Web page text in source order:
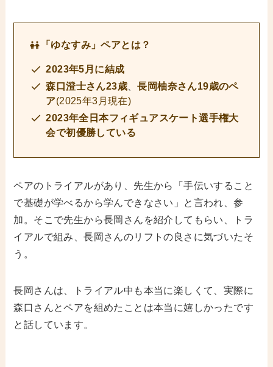
「ゆなすみ」ペアとは？
2023年5月に結成
森口澄士さん23歳 、長岡柚奈さん19歳のペ
ア(2025年3月現在)
2023年全日本フィギュアスケート選手権大
会で初優勝している
ペアのトライアルがあり、先生から「手伝いすること
で基礎が学べるから学んできなさい」と言われ、参
加。そこで先生から長岡さんを紹介してもらい、トラ
イアルで組み、長岡さんのリフトの良さに気づいたそ
う。
長岡さんは、トライアル中も本当に楽しくて、実際に
森口さんとペアを組めたことは本当に嬉しかったです
と話しています。